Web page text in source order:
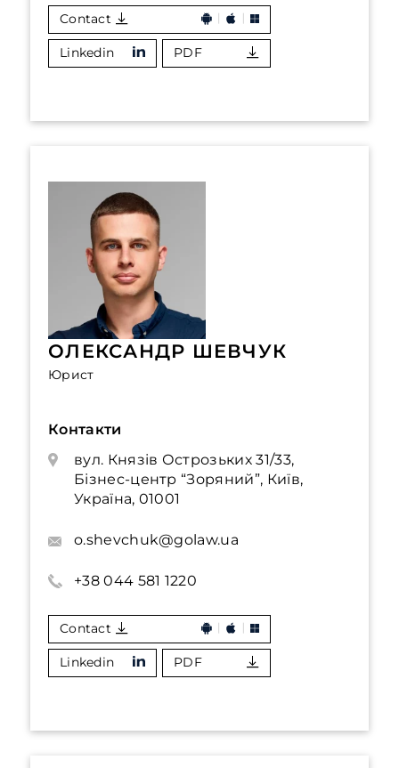
Contact
Linkedin PDF
ОЛЕКСАНДР ШЕВЧУК
Юрист
Контакти
вул. Князів Острозьких 31/33,
Бізнес-центр “Зоряний”, Київ,
Україна, 01001
o.shevchuk@golaw.ua
+38 044 581 1220
Contact
Linkedin PDF